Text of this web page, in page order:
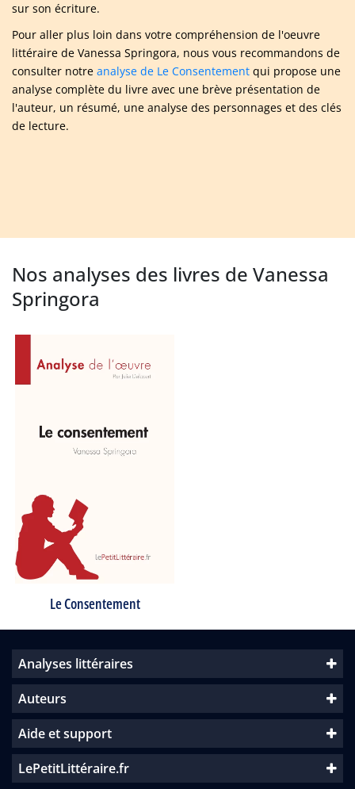
sur son écriture.
Pour aller plus loin dans votre compréhension de l'oeuvre
littéraire de Vanessa Springora, nous vous recommandons de
consulter notre analyse de Le Consentement qui propose une
analyse complète du livre avec une brève présentation de
l'auteur, un résumé, une analyse des personnages et des clés
de lecture.
Nos analyses des livres de Vanessa
Springora
Le Consentement
Analyses littéraires
Auteurs
Aide et support
LePetitLittéraire.fr